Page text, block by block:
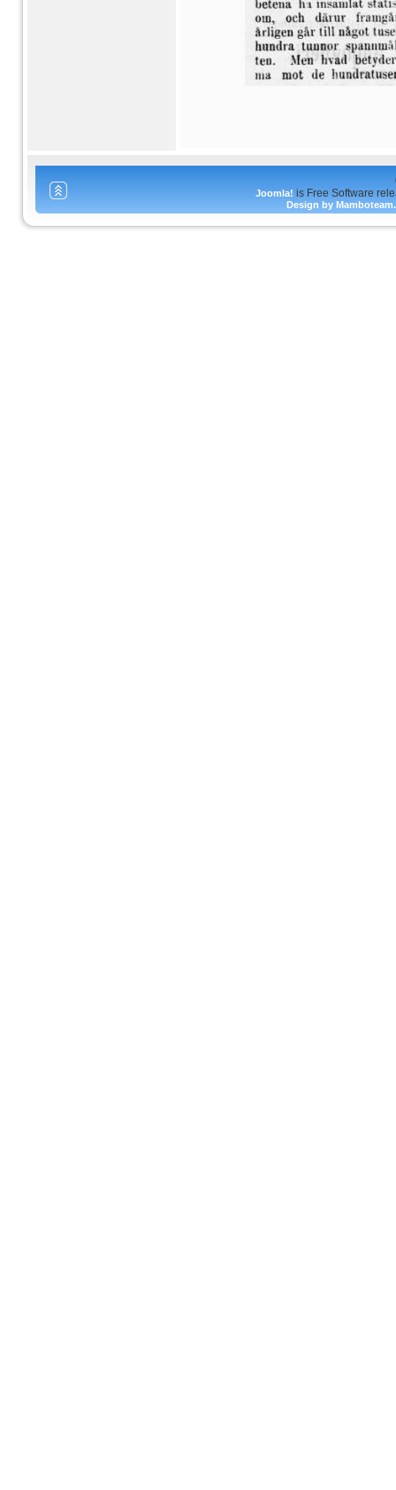
Joomla! is Free Software
Design by